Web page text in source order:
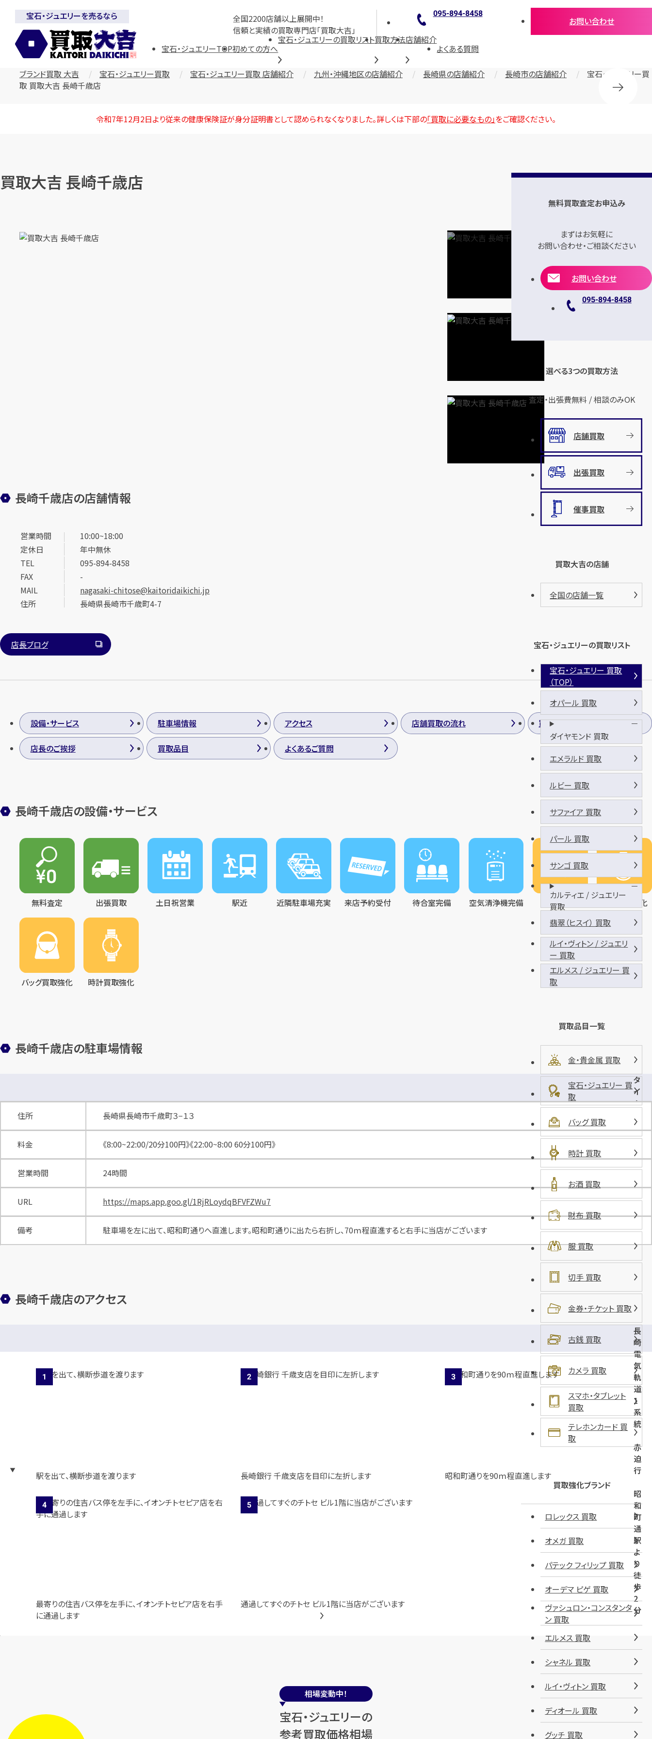
全国2200店舗以上展開中！
信頼と実績の買取専門店「買取大吉」
宝石・ジュエリーを売るなら 095-894-8458
お問い合わせ
宝石・ジュエリーTOP初めての方へ
宝石・ジュエリーの買取リスト買取方法店舗紹介
よくある質問
ブランド買取 大吉 宝石・ジュエリー買取 宝石・ジュエリー買取 店舗紹介 九州・沖縄地区の店舗紹介 長崎県の店舗紹介 長崎市の店舗紹介
宝石・ジュエリー買
取 買取大吉 長崎千歳店
令和7年12月2日より従来の健康保険証が身分証明書として認められなくなりました。詳しくは下部の「買取に必要なもの」をご確認ください。
買取大吉 長崎千歳店
長崎千歳店の店舗情報
営業時間
10:00~18:00
定休日
年中無休
TEL
095-894-8458
FAX
-
MAIL
nagasaki-chitose@kaitoridaikichi.jp
住所
長崎県長崎市千歳町4-7
店長ブログ
設備・サービス 駐車場情報 アクセス 店舗買取の流れ 買取方法
店長のご挨拶 買取品目 よくあるご質問
長崎千歳店の設備・サービス
無料査定 出張買取 土日祝営業 駅近 近隣駐車場充実 来店予約受付 待合室完備 空気清浄機完備 金買取強化 宝石買取強化
バッグ買取強化 時計買取強化
長崎千歳店の駐車場情報
タ
イ
ム
ー
ク
パ
ー
キ
ン
グ
ト
セ
住所 長崎県長崎市千歳町３−１３
料金 《8:00~22:00/20分100円》《22:00~8:00 60分100円》
営業時間 24時間
URL https://maps.app.goo.gl/1RjRLoydqBFVFZWu7
備考 駐車場を左に出て、昭和町通りへ直進します。昭和町通りに出たら右折し、70ｍ程直進すると右手に当店がございます
長崎千歳店のアクセス
長
崎
電
気
軌
道
1
系
統
赤
迫
行
昭
和
町
通
駅
よ
り
徒
歩
2
分
駅を出て、横断歩道を渡ります 長崎銀行 千歳支店を目印に左折します 昭和町通りを90ｍ程直進します
最寄りの住吉バス停を左手に、イオンチトセピア店を右手
に通過します
通過してすぐのチトセ ビル1階に当店がございます
相場変動中！
宝石・ジュエリーの
参考買取価格相場
無料買取査定お申込み
まずはお気軽に
お問い合わせ・ご相談ください
お問い合わせ
095-894-8458
選べる3つの買取方法
査定・出張費無料 / 相談のみOK
店舗買取
出張買取
催事買取
買取大吉の店舗
全国の店舗一覧
宝石・ジュエリーの買取リスト
宝石・ジュエリー 買取
（TOP）
オパール 買取
ダイヤモンド 買取
エメラルド 買取
ルビー 買取
サファイア 買取
パール 買取
サンゴ 買取
カルティエ / ジュエリー
買取
翡翠（ヒスイ） 買取
ルイ・ヴィトン / ジュエリ
ー 買取
エルメス / ジュエリー 買
取
買取品目一覧
金・貴金属 買取
宝石・ジュエリー 買
取
バッグ 買取
時計 買取
お酒 買取
財布 買取
服 買取
切手 買取
金券・チケット 買取
古銭 買取
カメラ 買取
スマホ・タブレット
買取
テレホンカード 買
取
買取強化ブランド
ロレックス 買取
オメガ 買取
パテック フィリップ 買取
オーデマ ピゲ 買取
ヴァシュロン・コンスタンタ
ン 買取
エルメス 買取
シャネル 買取
ルイ・ヴィトン 買取
ディオール 買取
グッチ 買取